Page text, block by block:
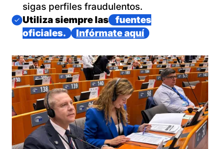
sigas perfiles fraudulentos.
Imagen
Utiliza siempre las
fuentes
oficiales.
Infórmate aquí